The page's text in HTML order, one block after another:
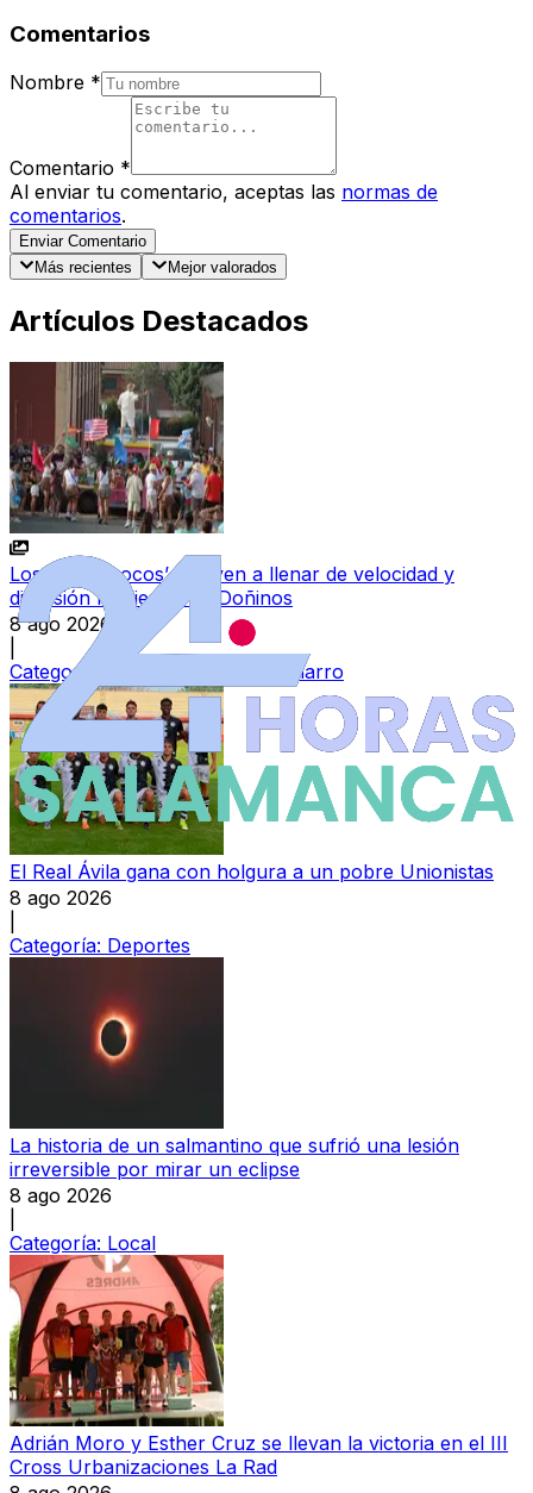
Comentarios
Nombre *
Comentario *
Al enviar tu comentario, aceptas las normas de
comentarios.
Enviar Comentario
Más recientes
Mejor valorados
Artículos Destacados
Los ‘Autos Locos’ vuelven a llenar de velocidad y
diversión las fiestas de Doñinos
8 ago 2026
Categoría:
Ledesma y Campo Charro
El Real Ávila gana con holgura a un pobre Unionistas
8 ago 2026
Categoría: Deportes
La historia de un salmantino que sufrió una lesión
irreversible por mirar un eclipse
8 ago 2026
Categoría: Local
Adrián Moro y Esther Cruz se llevan la victoria en el III
Cross Urbanizaciones La Rad